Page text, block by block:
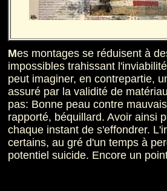
Mes montages se réduisent à
impossibles trahissant
peut imaginer, en contrepartie,
assuré par la validité de
pas: Bonne peau contre
rapporté, béquillard. Avoir ainsi
chaque instant de s'effondrer.
certains, au gré d'un temps à
potentiel suicide. Encore un